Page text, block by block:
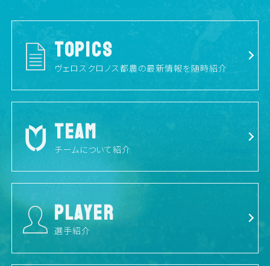
TOPICS
ヴェロスクロノス都農の最新情報を随時紹介
TEAM
チームについて紹介
PLAYER
選手紹介